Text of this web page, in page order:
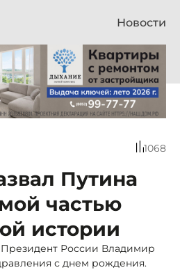
Новости
1068
Путина
частью
истории
Президент России Владимир
с днем рождения.